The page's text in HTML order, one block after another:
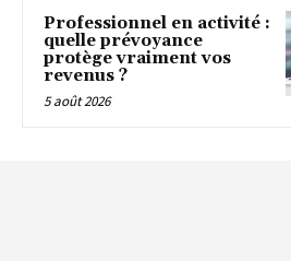
Professionnel en activité :
quelle prévoyance
protège vraiment vos
revenus ?
5 août 2026